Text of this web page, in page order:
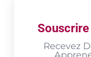
Recevez